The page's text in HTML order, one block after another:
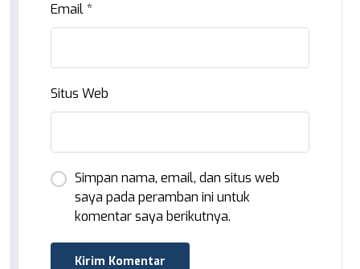
Email*
Situs Web
Simpan nama, email, dan situs web
saya pada peramban ini untuk
komentar saya berikutnya.